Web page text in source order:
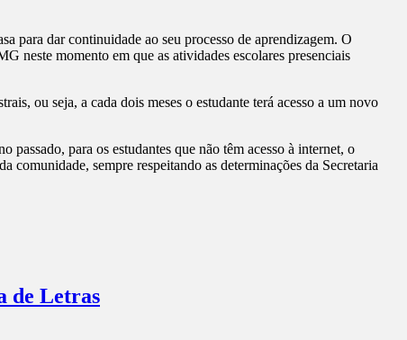
para dar continuidade ao seu processo de aprendizagem. O
neste momento em que as atividades escolares presenciais
ou seja, a cada dois meses o estudante terá acesso a um novo
para os estudantes que não têm acesso à internet, o
comunidade, sempre respeitando as determinações da Secretaria
de Letras